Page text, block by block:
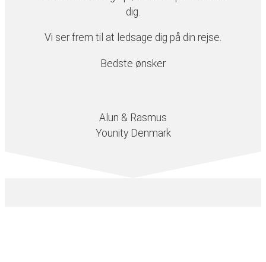
dig.
Vi ser frem til at ledsage dig på din rejse.
Bedste ønsker
Alun & Rasmus
Younity Denmark